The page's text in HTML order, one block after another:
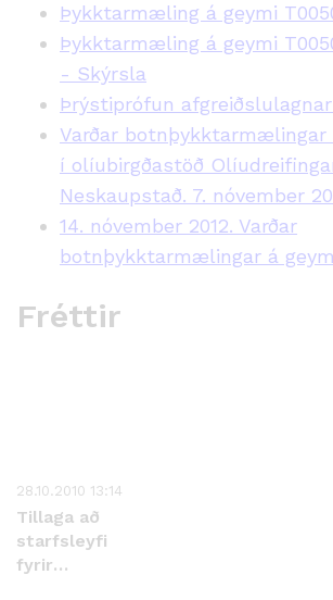
Þykktarmæling á geymi
Þykktarmæling á geymi
- Skýrsla
Þrýstiprófun afgreiðslulagnar
Varðar botnþykktarmælingar
í olíubirgðastöð
Neskaupstað. 7. nóvember
14. nóvember 2012. Varðar
botnþykktarmælingar á
Fréttir
28.10.2010 13:14
Tillaga að
starfsleyfi
fyrir